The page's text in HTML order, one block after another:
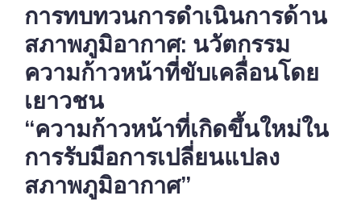
การทบทวนการดำเนินการด้าน
สภาพภูมิอากาศ: นวัตกรรม
ความก้าวหน้าที่ขับเคลื่อนโดย
เยาวชน
“ความก้าวหน้าที่เกิดขึ้นใหม่ใน
การรับมือการเปลี่ยนแปลง
สภาพภูมิอากาศ”